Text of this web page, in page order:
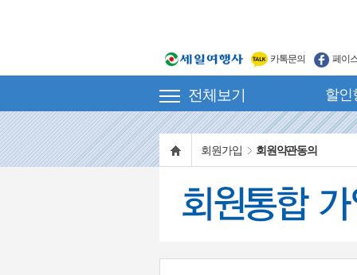
카톡문의 페이
전체보기 할인
회원가입 회원약관동의